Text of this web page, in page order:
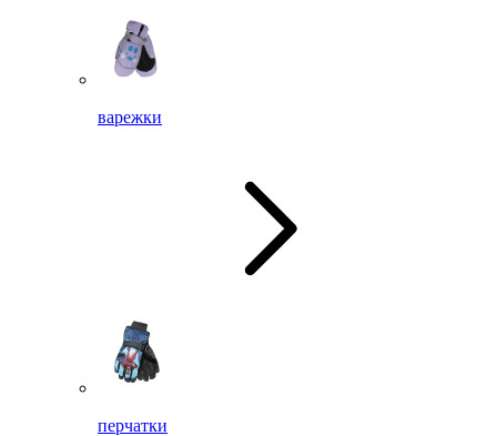
варежки
перчатки